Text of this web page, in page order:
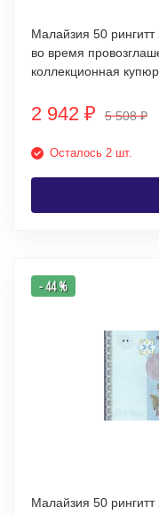
Малайзия 50 рингитт 2009 Король Тунку
во время
коллекционная
2 942 ₽ 5 508₽
Осталось 2 шт.
- 44 %
Малайзия 50